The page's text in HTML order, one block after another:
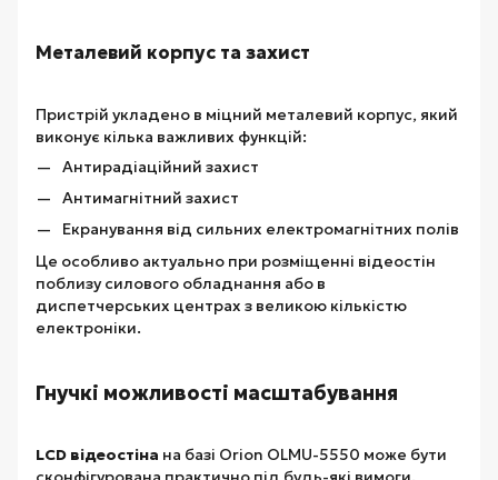
Металевий корпус та захист
Пристрій укладено в міцний металевий корпус, який
виконує кілька важливих функцій:
Антирадіаційний захист
Антимагнітний захист
Екранування від сильних електромагнітних полів
Це особливо актуально при розміщенні відеостін
поблизу силового обладнання або в
диспетчерських центрах з великою кількістю
електроніки.
Гнучкі можливості масштабування
LCD відеостіна на базі Orion OLMU-5550 може бути